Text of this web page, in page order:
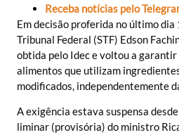
Receba notícias pelo
Em decisão proferida no último
Tribunal Federal (STF) Edson
obtida pelo Idec e voltou a
alimentos que utilizam
modificados, independentemente
A exigência estava suspensa
liminar (provisória) do ministro